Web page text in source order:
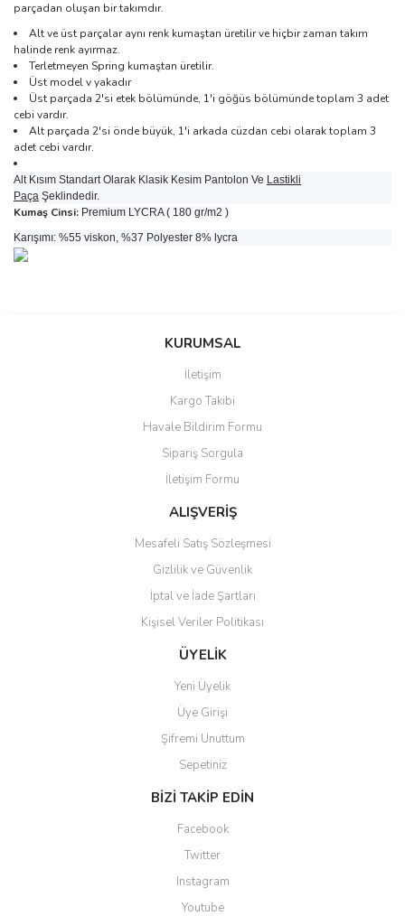
parçadan oluşan bir takımdır.
Alt ve üst parçalar aynı renk kumaştan üretilir ve hiçbir zaman takım
halinde renk ayırmaz.
Terletmeyen Spring kumaştan üretilir.
Üst model v yakadır
Üst parçada 2'si etek bölümünde, 1'i göğüs bölümünde toplam 3 adet
cebi vardır.
Alt parçada 2'si önde büyük, 1'i arkada cüzdan cebi olarak toplam 3
adet cebi vardır.
Alt Kısım Standart Olarak Klasik Kesim Pantolon Ve Lastikli
Paça Şeklindedir.
Kumaş Cinsi: Premium LYCRA ( 180 gr/m2 )
Karışımı: %55 viskon, %37 Polyester 8% lycra
Bu ürüne ilk yorumu siz yapın!
Ürün resmi kalitesiz, bozuk veya görüntülenemiyor.
Ürün açıklamasında eksik bilgiler bulunuyor.
Ürün bilgilerinde hatalar bulunuyor.
Ürün fiyatı diğer sitelerden daha pahalı.
Bu ürüne benzer farklı alternatifler olmalı.
Gönder
Sitemize ilk yorumu siz yapın!
Deneyimini Paylaş
KURUMSAL
İletişim
Kargo Takibi
Havale Bildirim Formu
Sipariş Sorgula
İletişim Formu
ALIŞVERİŞ
Mesafeli Satış Sözleşmesi
Gizlilik ve Güvenlik
İptal ve İade Şartları
Kişisel Veriler Politikası
ÜYELİK
Yeni Üyelik
Üye Girişi
Şifremi Unuttum
Sepetiniz
BİZİ TAKİP EDİN
Facebook
Twitter
Instagram
Youtube